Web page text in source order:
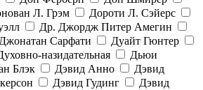
Л. Грэм
Дороти Л. Сэйерс
Др. Джордж Питер Амегин
Сарфати
Дуайт Гюнтер
назидательная
Дьюи
Блэк Дэвид Анно
Дэвид
Дэвид Гудинг
Дэвид